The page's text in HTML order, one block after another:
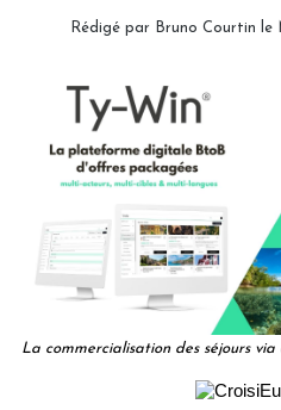
Rédigé par Bruno Courtin le
La commercialisation des séjours